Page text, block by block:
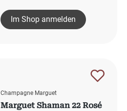
Im Shop anmelden
Champagne Marguet
Marguet Shaman 22 Rosé